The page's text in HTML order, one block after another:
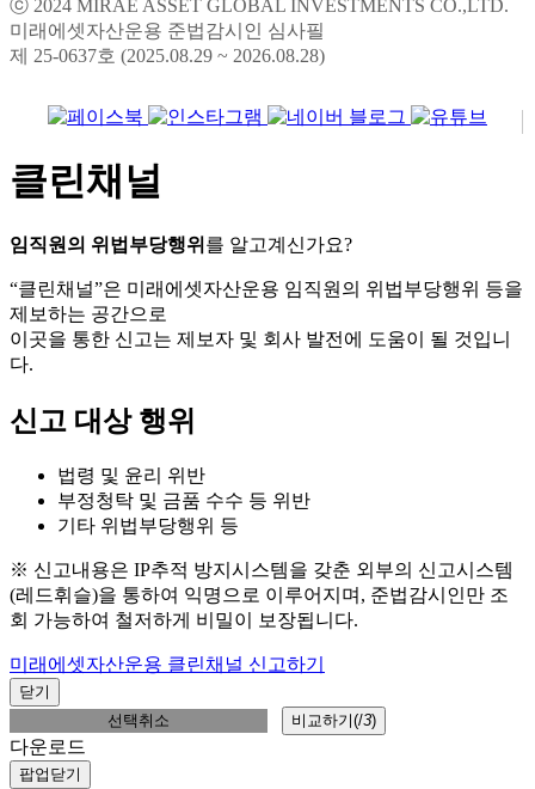
ⓒ 2024 MIRAE ASSET GLOBAL INVESTMENTS CO.,LTD.
미래에셋자산운용 준법감시인 심사필
제 25-0637호 (2025.08.29 ~ 2026.08.28)
클린채널
임직원의 위법부당행위 를 알고계신가요?
“클린채널”은 미래에셋자산운용 임직원의 위법부당행위 등을
제보하는 공간으로
이곳을 통한 신고는 제보자 및 회사 발전에 도움이 될 것입니
다.
신고 대상 행위
법령 및 윤리 위반
부정청탁 및 금품 수수 등 위반
기타 위법부당행위 등
※ 신고내용은 IP추적 방지시스템을 갖춘 외부의 신고시스템
(레드휘슬)을 통하여 익명으로 이루어지며, 준법감시인만 조
회 가능하여 철저하게 비밀이 보장됩니다.
미래에셋자산운용 클린채널 신고하기
닫기
선택취소
비교하기(/3)
다운로드
팝업닫기